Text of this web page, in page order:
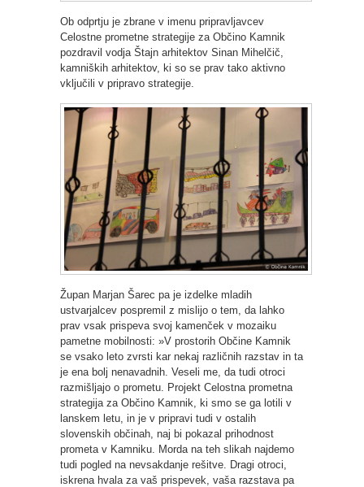
Ob odprtju je zbrane v imenu pripravljavcev
Celostne prometne strategije za Občino Kamnik
pozdravil vodja Štajn arhitektov Sinan Mihelčič,
kamniških arhitektov, ki so se prav tako aktivno
vključili v pripravo strategije.
Župan Marjan Šarec pa je izdelke mladih
ustvarjalcev pospremil z mislijo o tem, da lahko
prav vsak prispeva svoj kamenček v mozaiku
pametne mobilnosti: »V prostorih Občine Kamnik
se vsako leto zvrsti kar nekaj različnih razstav in ta
je ena bolj nenavadnih. Veseli me, da tudi otroci
razmišljajo o prometu. Projekt Celostna prometna
strategija za Občino Kamnik, ki smo se ga lotili v
lanskem letu, in je v pripravi tudi v ostalih
slovenskih občinah, naj bi pokazal prihodnost
prometa v Kamniku. Morda na teh slikah najdemo
tudi pogled na nevsakdanje rešitve. Dragi otroci,
iskrena hvala za vaš prispevek, vaša razstava pa